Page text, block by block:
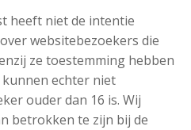
heeft niet de intentie
websitebezoekers die
ze toestemming hebben
echter niet
ouder dan 16 is. Wij
betrokken te zijn bij de